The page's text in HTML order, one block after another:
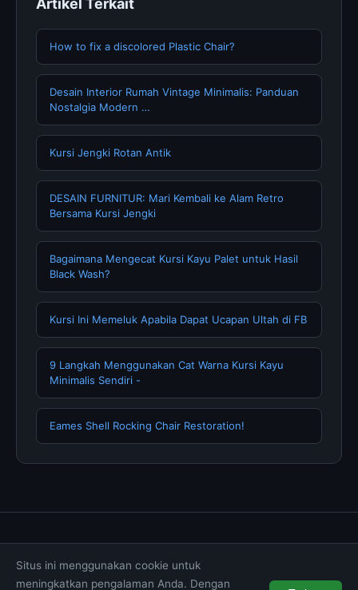
Artikel Terkait
How to fix a discolored Plastic Chair?
Desain Interior Rumah Vintage Minimalis: Panduan
Nostalgia Modern …
Kursi Jengki Rotan Antik
DESAIN FURNITUR: Mari Kembali ke Alam Retro
Bersama Kursi Jengki
Bagaimana Mengecat Kursi Kayu Palet untuk Hasil
Black Wash?
Kursi Ini Memeluk Apabila Dapat Ucapan Ultah di FB
9 Langkah Menggunakan Cat Warna Kursi Kayu
Minimalis Sendiri -
Eames Shell Rocking Chair Restoration!
Syarat & Ketentuan
Situs ini menggunakan cookie untuk
meningkatkan pengalaman Anda. Dengan